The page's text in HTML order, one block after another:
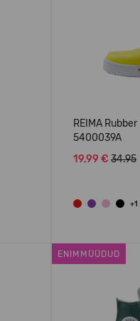
REIMA
5400039A
19,99 € 34.95
+1
ENIMMÜÜDUD